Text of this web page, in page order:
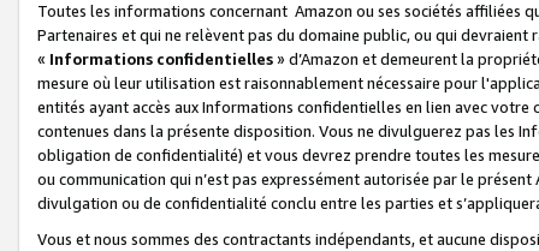
Toutes les informations concernant Amazon ou ses sociétés affiliées
Partenaires et qui ne relèvent pas du domaine public, ou qui
« Informations confidentielles» d’Amazon et demeurent la
mesure où leur utilisation est raisonnablement nécessaire pour
entités ayant accès aux Informations confidentielles en lien avec
contenues dans la présente disposition. Vous ne divulguerez pas les
obligation de confidentialité) et vous devrez prendre toutes les
ou communication qui n’est pas expressément autorisée par le
divulgation ou de confidentialité conclu entre les parties et
Vous et nous sommes des contractants indépendants, et aucune